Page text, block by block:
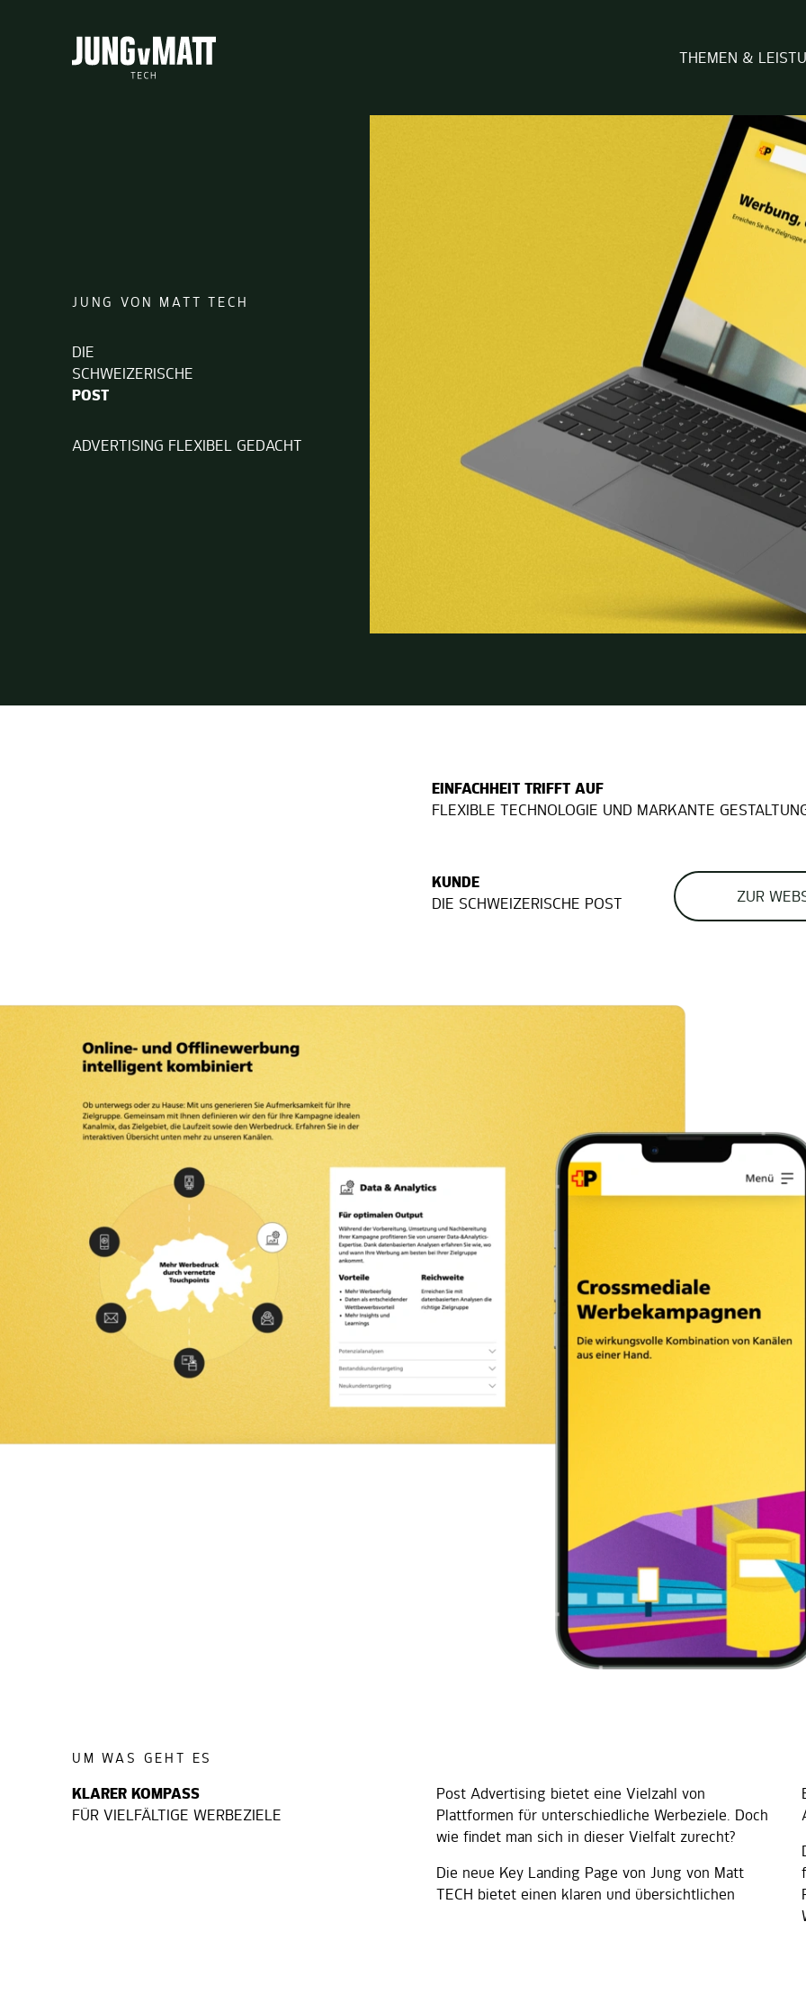
THEMEN &
JUNG VON MATT TECH
DIE
SCHWEIZER­ISCHE
POST
ADVERTISING FLEXIBEL GEDACHT
EINFACHHEIT TRIFFT AUF
FLEXIBLE TECHNOLOGIE UND MARKANTE
KUNDE
DIE SCHWEIZERISCHE POST
ZUR
UM WAS GEHT ES
KLARER KOMPASS
FÜR VIELFÄLTIGE WERBEZIELE
Post Advertising bietet eine Vielzahl von
Plattformen für unterschiedliche Werbeziele. Doch
wie findet man sich in dieser Vielfalt zurecht?
Die neue Key Landing Page von Jung von Matt
TECH bietet einen klaren und übersichtlichen